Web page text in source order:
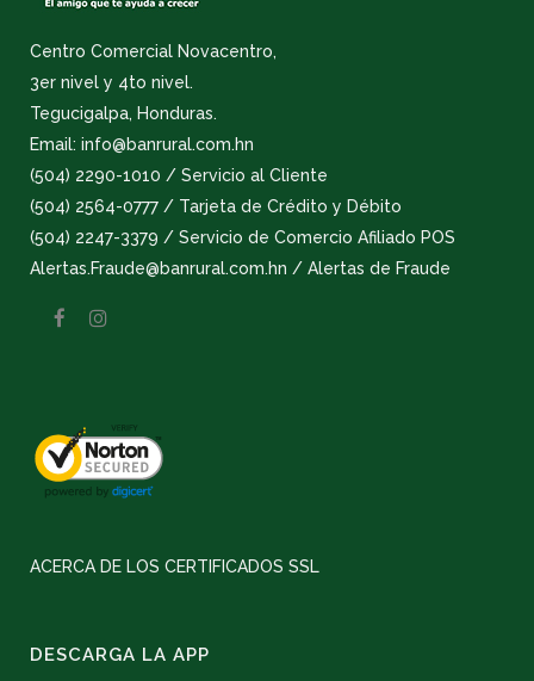
Centro Comercial Novacentro,
3er nivel y 4to nivel.
Tegucigalpa, Honduras.
Email: info@banrural.com.hn
(504) 2290-1010 / Servicio al Cliente
(504) 2564-0777 / Tarjeta de Crédito y Débito
(504) 2247-3379 / Servicio de Comercio Afiliado POS
Alertas.Fraude@banrural.com.hn / Alertas de Fraude
ACERCA DE LOS CERTIFICADOS SSL
DESCARGA LA APP